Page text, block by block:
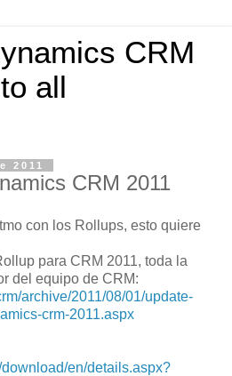
CRM
all
2011
CRM 2011
con los Rollups, esto quiere
para CRM 2011, toda la
del equipo de CRM:
archive/2011/08/01/update-
crm-2011.aspx
en/details.aspx?